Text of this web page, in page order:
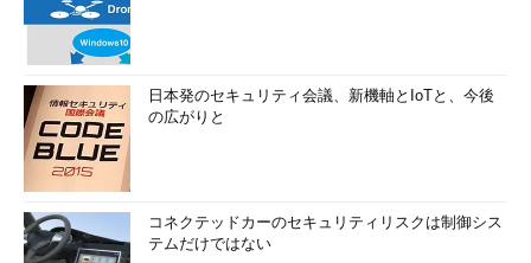
日本発のセキュリティ会議、新機軸とIoTと、今後
の広がりと
コネクテッドカーのセキュリティリスクは制御シス
テムだけではない